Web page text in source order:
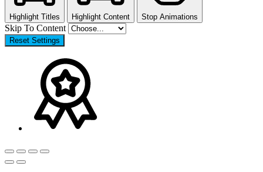
Highlight Titles Highlight Content Stop Animations
Skip To Content
Reset Settings